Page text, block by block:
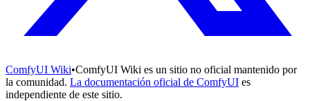
ComfyUI Wiki•ComfyUI Wiki es un sitio no oficial mantenido por
la comunidad. La documentación oficial de ComfyUI es
independiente de este sitio.